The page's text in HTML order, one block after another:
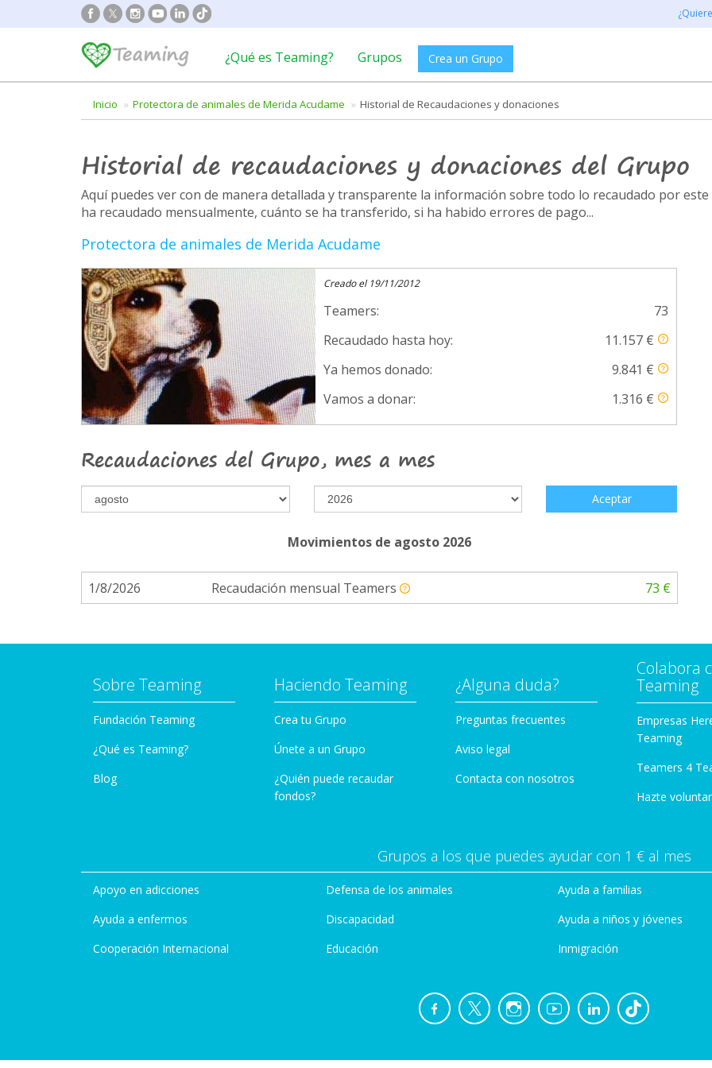
¿Qué es Teaming? Grupos Crea un Grupo
Inicio Protectora de animales de Merida Acudame Historial de Recaudaciones y donaciones
Historial de recaudaciones y donaciones del Grupo
Aquí puedes ver con de manera detallada y transparente la información sobre todo lo recaudado por
ha recaudado mensualmente, cuánto se ha transferido, si ha habido errores de pago...
Protectora de animales de Merida Acudame
Creado el 19/11/2012
Teamers:
73
Recaudado hasta hoy:
11.157 €
Ya hemos donado:
9.841 €
Vamos a donar:
1.316 €
Recaudaciones del Grupo, mes a mes
Aceptar
Movimientos de agosto 2026
1/8/2026 Recaudación mensual Teamers 73 €
Sobre Teaming
Fundación Teaming
¿Qué es Teaming?
Blog
Haciendo Teaming
Crea tu Grupo
Únete a un Grupo
¿Quién puede recaudar
fondos?
¿Alguna duda?
Preguntas frecuentes
Aviso legal
Contacta con nosotros
Colabora
Teaming
Empresas
Teaming
Teamers 4
Hazte
Grupos a los que puedes ayudar con 1 € al mes
Apoyo en adicciones
Ayuda a enfermos
Cooperación Internacional
Defensa de los animales
Discapacidad
Educación
Ayuda a familias
Ayuda a niños y jóvenes
Inmigración